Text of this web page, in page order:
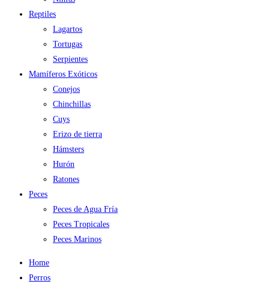
Reptiles
Lagartos
Tortugas
Serpientes
Mamíferos Exóticos
Conejos
Chinchillas
Cuys
Erizo de tierra
Hámsters
Hurón
Ratones
Peces
Peces de Agua Fría
Peces Tropicales
Peces Marinos
Home
Perros